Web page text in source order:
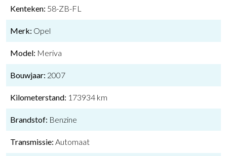
Kenteken: 58-ZB-FL
Merk: Opel
Model: Meriva
Bouwjaar: 2007
Kilometerstand: 173934 km
Brandstof: Benzine
Transmissie: Automaat